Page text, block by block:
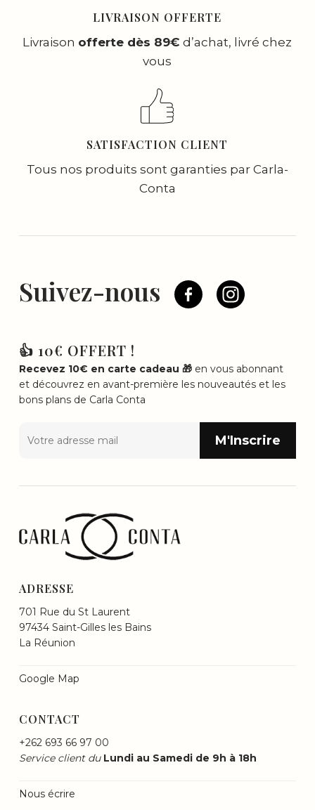
LIVRAISON OFFERTE
Livraison offerte dès 89€ d’achat, livré chez
vous
SATISFACTION CLIENT
Tous nos produits sont garanties par Carla-
Conta
Suivez-nous
👍 10€ OFFERT !
Recevez 10€ en carte cadeau 🎁en vous abonnant
et découvrez en avant-première les nouveautés et les
bons plans de Carla Conta
ADRESSE
701 Rue du St Laurent
97434 Saint-Gilles les Bains
La Réunion
Google Map
CONTACT
+262 693 66 97 00
Service client du Lundi au Samedi de 9h à 18h
Nous écrire